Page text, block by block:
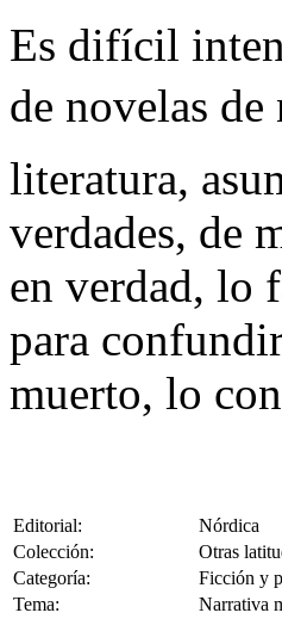
Es difícil
de novelas
literatura,
verdades, de
en verdad, lo
para
muerto, lo
Editorial:
Nórdica
Colección:
Otras
Categoría:
Ficción y
Tema:
Narrativa